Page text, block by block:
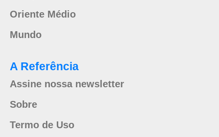
Oriente Médio
Mundo
A Referência
Assine nossa newsletter
Sobre
Termo de Uso